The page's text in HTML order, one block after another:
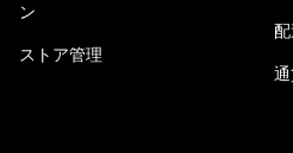
ン
ストア管理